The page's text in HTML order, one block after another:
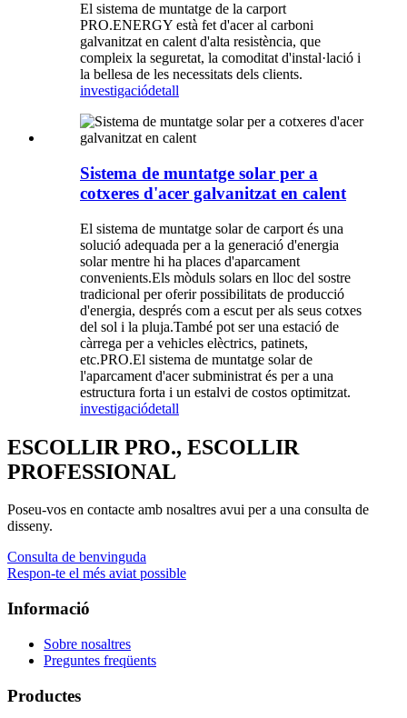
El sistema de muntatge de la carport
PRO.ENERGY està fet d'acer al carboni
galvanitzat en calent d'alta resistència, que
compleix la seguretat, la comoditat d'instal·lació i
la bellesa de les necessitats dels clients.
investigaciódetall
Sistema de muntatge solar per a
cotxeres d'acer galvanitzat en calent
El sistema de muntatge solar de carport és una
solució adequada per a la generació d'energia
solar mentre hi ha places d'aparcament
convenients.Els mòduls solars en lloc del sostre
tradicional per oferir possibilitats de producció
d'energia, després com a escut per als seus cotxes
del sol i la pluja.També pot ser una estació de
càrrega per a vehicles elèctrics, patinets,
etc.PRO.El sistema de muntatge solar de
l'aparcament d'acer subministrat és per a una
estructura forta i un estalvi de costos optimitzat.
investigaciódetall
ESCOLLIR PRO., ESCOLLIR
PROFESSIONAL
Poseu-vos en contacte amb nosaltres avui per a una consulta de
disseny.
Consulta de benvinguda
Respon-te el més aviat possible
Informació
Sobre nosaltres
Preguntes freqüents
Productes